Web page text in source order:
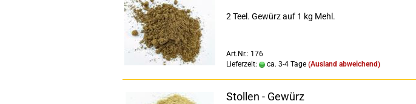
2 Teel. Gewürz auf 1 kg Mehl.
Art.Nr.: 176
Lieferzeit:
ca. 3-4 Tage (Ausland abweichend)
Stollen - Gewürz